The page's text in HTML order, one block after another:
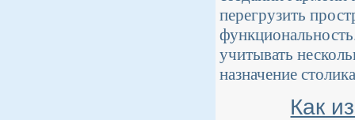
перегрузить
учитывать
назначение
Как